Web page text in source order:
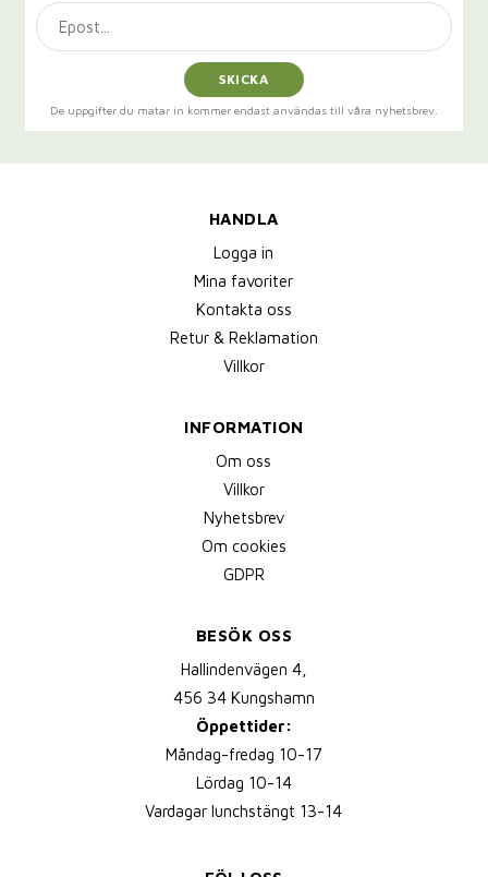
SKICKA
De uppgifter du matar in kommer endast användas till våra nyhetsbrev.
HANDLA
Logga in
Mina favoriter
Kontakta oss
Retur & Reklamation
Villkor
INFORMATION
Om oss
Villkor
Nyhetsbrev
Om cookies
GDPR
BESÖK OSS
Hallindenvägen 4,
456 34 Kungshamn
Öppettider:
Måndag-fredag 10-17
Lördag 10-14
Vardagar lunchstängt 13-14